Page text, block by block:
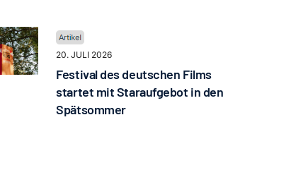
20. JULI 2026
Festival des deutschen Films
startet mit Staraufgebot in den
Spätsommer